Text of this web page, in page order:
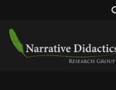
Zum
Inhalt